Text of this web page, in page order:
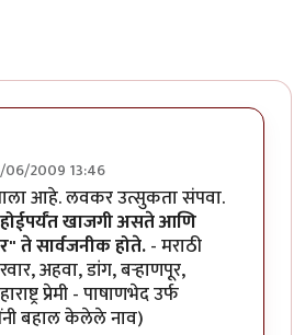
06/2009 13:46
आहे. लवकर उत्सुकता संपवा.
खाजगी असते आणि
ते सार्वजनीक होते.- मराठी
अहवा, डांग, बर्‍हाणपूर,
प्रेमी - पाषाणभेद उर्फ
बहाल केलेले नाव)